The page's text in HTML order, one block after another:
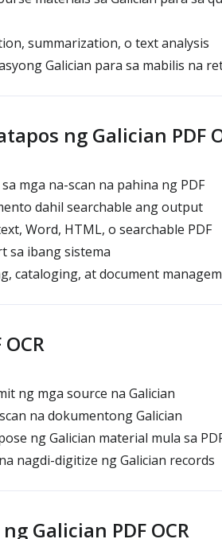
summarization, o text analysis
Galician para sa mabilis na
ng Galician PDF
mga na-scan na pahina ng PDF
dahil searchable ang output
Word, HTML, o searchable PDF
sa ibang sistema
cataloging, at document
ng mga source na Galician
na dokumentong Galician
ng Galician material mula sa
nagdi-digitize ng Galician records
Galician PDF OCR